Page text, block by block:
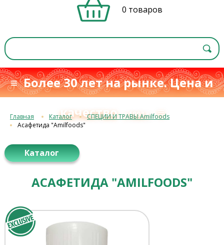
0 товаров
≡ Более 30 лет на рынке. Цена и
качествос 1993 г.≡
Главная Каталог
СПЕЦИИ И ТРАВЫ Amilfoods
Асафетида "Amilfoods"
Каталог
АСАФЕТИДА "AMILFOODS"